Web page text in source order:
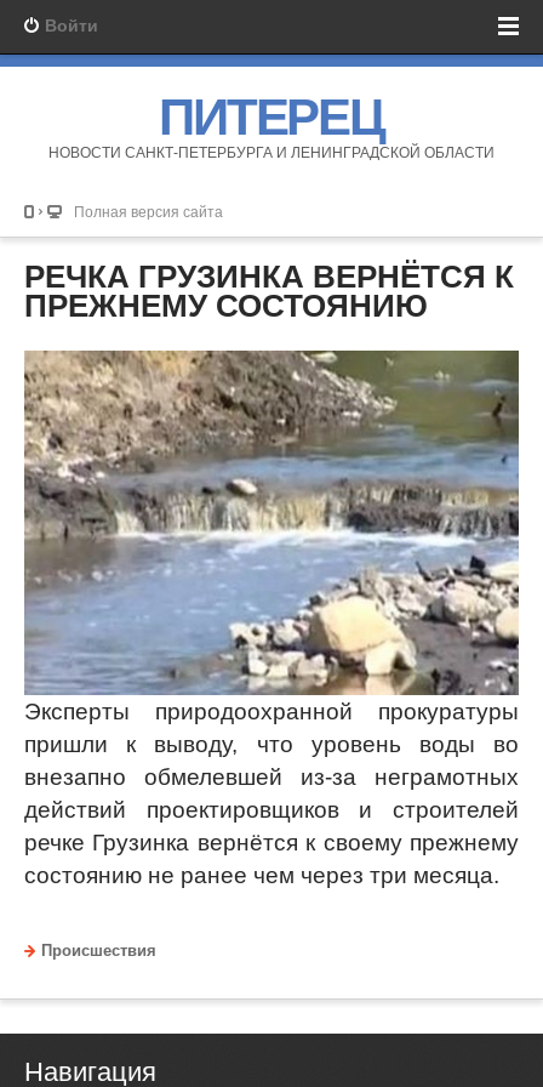
Войти
ПИТЕРЕЦ
НОВОСТИ САНКТ-ПЕТЕРБУРГА И ЛЕНИНГРАДСКОЙ ОБЛАСТИ
Полная версия сайта
РЕЧКА ГРУЗИНКА ВЕРНЁТСЯ К
ПРЕЖНЕМУ СОСТОЯНИЮ
Эксперты природоохранной прокуратуры
пришли к выводу, что уровень воды во
внезапно обмелевшей из-за неграмотных
действий проектировщиков и строителей
речке Грузинка вернётся к своему прежнему
состоянию не ранее чем через три месяца.
Происшествия
Навигация